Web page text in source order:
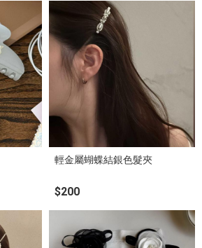
輕金屬蝴蝶結銀色髮夾
$200